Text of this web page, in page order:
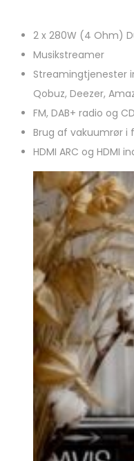
2 x 280W (4 Ohm)
Musikstreamer
Streamingtjenester
Qobuz, Deezer,
FM, DAB+ radio og
Brug af vakuumrør
HDMI ARC og HDMI